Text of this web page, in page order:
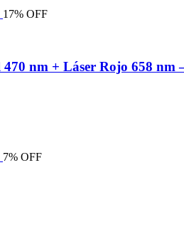
17% OFF
nm + Láser Rojo 658 nm
7% OFF